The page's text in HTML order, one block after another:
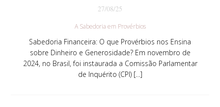
FRUTÍFERAS
27/08/25
A Sabedoria em Provérbios
Sabedoria Financeira: O que Provérbios nos Ensina
sobre Dinheiro e Generosidade? Em novembro de
2024, no Brasil, foi instaurada a Comissão Parlamentar
de Inquérito (CPI) […]